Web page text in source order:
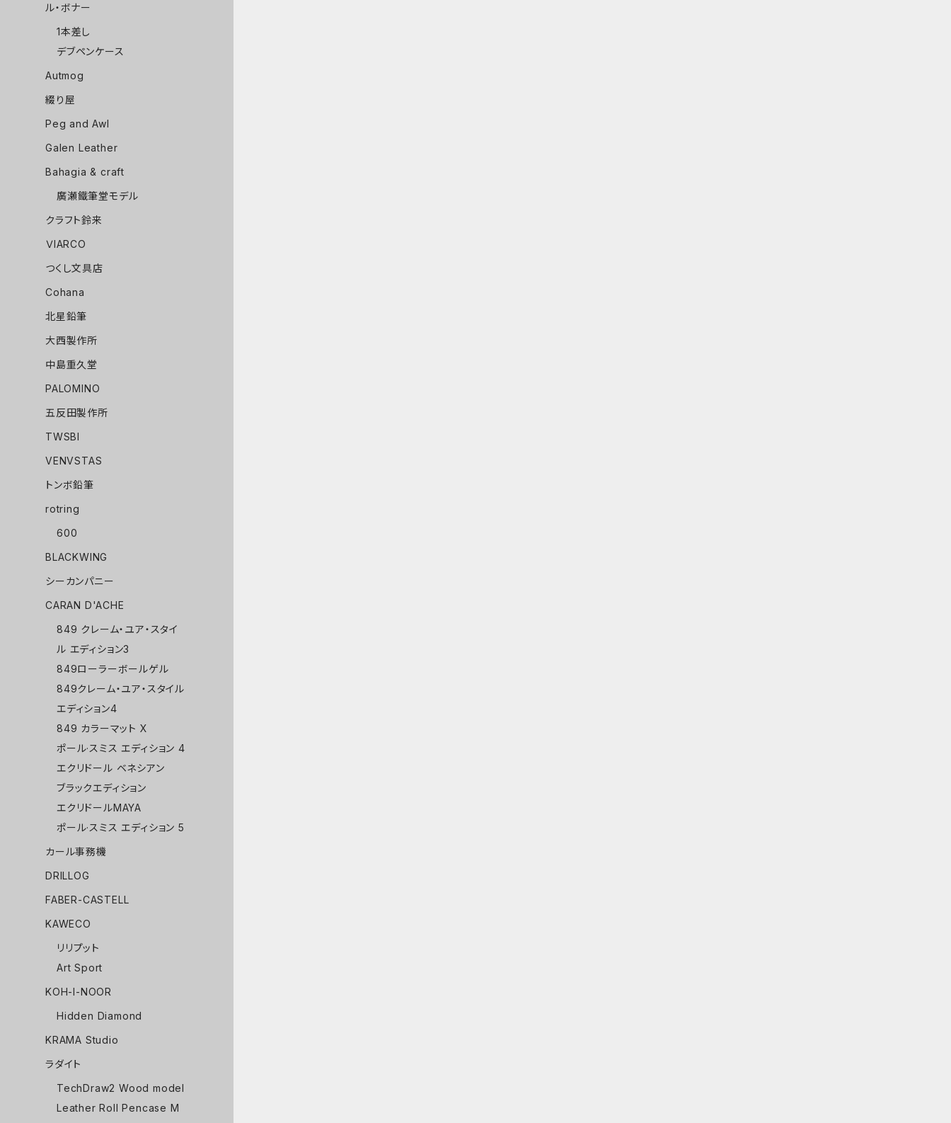
ル・ボナー
1本差し
デブペンケース
Autmog
綴り屋
Peg and Awl
Galen Leather
Bahagia & craft
廣瀬鐵筆堂モデル
クラフト鈴来
ＶIARCO
つくし文具店
Cohana
北星鉛筆
大西製作所
中島重久堂
PALOMINO
五反田製作所
TWSBI
VENVSTAS
トンボ鉛筆
rotring
600
BLACKWING
シーカンパニー
CARAN D'ACHE
849 クレーム・ユア・スタイ
ル エディション3
849ローラーボールゲル
849クレーム・ユア・スタイル
エディション4
849 カラーマット X
ポール·スミス エディション 4
エクリドール ベネシアン
ブラックエディション
エクリドールMAYA
ポール·スミス エディション 5
カール事務機
DRILLOG
FABER-CASTELL
KAWECO
リリプット
Art Sport
KOH-I-NOOR
Hidden Diamond
KRAMA Studio
ラダイト
TechDraw2 Wood model
Leather Roll Pencase M